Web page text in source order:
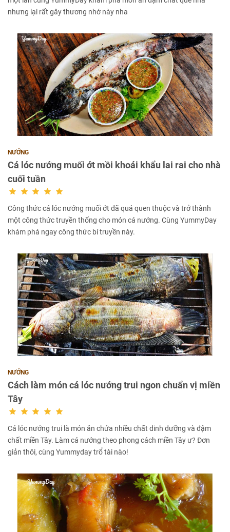
nhưng lại rất gây thương nhớ này nha
NƯỚNG
Cá lóc nướng muối ớt mồi khoái khẩu lai rai cho nhà
cuối tuần
Công thức cá lóc nướng muối ớt đã quá quen thuộc và trở thành
một công thức truyền thống cho món cá nướng. Cùng YummyDay
khám phá ngay công thức bí truyền này.
NƯỚNG
Cách làm món cá lóc nướng trui ngon chuẩn vị miền
Tây
Cá lóc nướng trui là món ăn chứa nhiều chất dinh dưỡng và đậm
chất miền Tây. Làm cá nướng theo phong cách miền Tây ư? Đơn
giản thôi, cùng Yummyday trổ tài nào!